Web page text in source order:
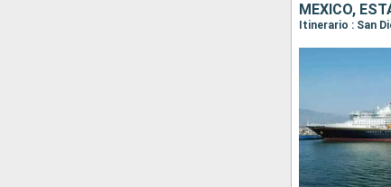
MÉXICO,
Itinerario : San